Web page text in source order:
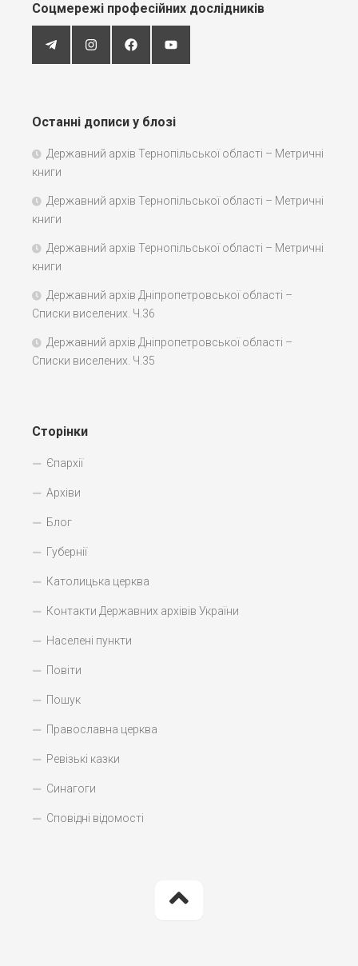
Соцмережі професійних дослідників
Останні дописи у блозі
Державний архів Тернопільської області – Метричні
книги
Державний архів Тернопільської області – Метричні
книги
Державний архів Тернопільської області – Метричні
книги
Державний архів Дніпропетровської області –
Списки виселених. Ч.36
Державний архів Дніпропетровської області –
Списки виселених. Ч.35
Сторінки
Єпархії
Архіви
Блог
Губернії
Католицька церква
Контакти Державних архівів України
Населені пункти
Повіти
Пошук
Православна церква
Ревізькі казки
Синагоги
Сповідні відомості